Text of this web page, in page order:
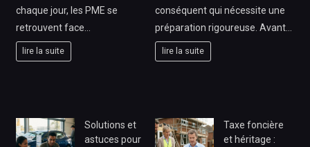
chaque jour, les PME se
retrouvent face…
lire la suite
conséquent qui nécessite une
préparation rigoureuse. Avant…
lire la suite
Solutions et
astuces pour
Taxe foncière
et héritage :